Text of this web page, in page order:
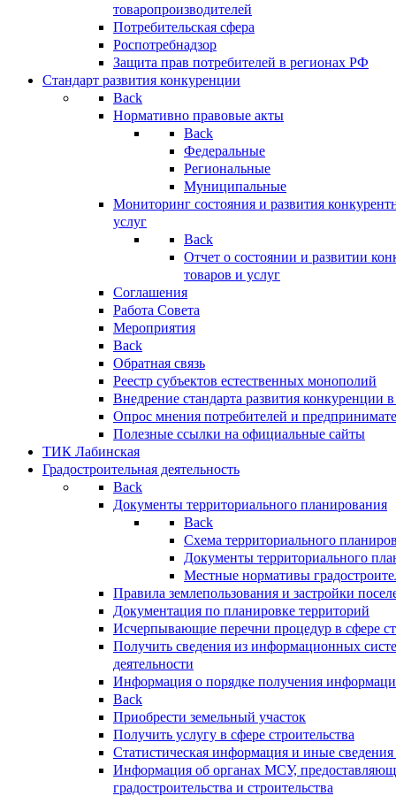
товаропроизводителей
Потребительская сфера
Роспотребнадзор
Защита прав потребителей в регионах РФ
Стандарт развития конкуренции
Back
Нормативно правовые акты
Back
Федеральные
Региональные
Муниципальные
Мониторинг состояния и развития
услуг
Back
Отчет о состоянии и развитии
товаров и услуг
Соглашения
Работа Совета
Мероприятия
Back
Обратная связь
Реестр субъектов естественных монополий
Внедрение стандарта развития конкуренции
Опрос мнения потребителей и
Полезные ссылки на официальные сайты
ТИК Лабинская
Градостроительная деятельность
Back
Документы территориального планирования
Back
Схема территориального
Документы территориального
Местные нормативы
Правила землепользования и застройки
Документация по планировке территорий
Исчерпывающие перечни процедур в сфере
Получить сведения из информационных
деятельности
Информация о порядке получения
Back
Приобрести земельный участок
Получить услугу в сфере строительства
Статистическая информация и иные сведения
Информация об органах МСУ,
градостроительства и строительства